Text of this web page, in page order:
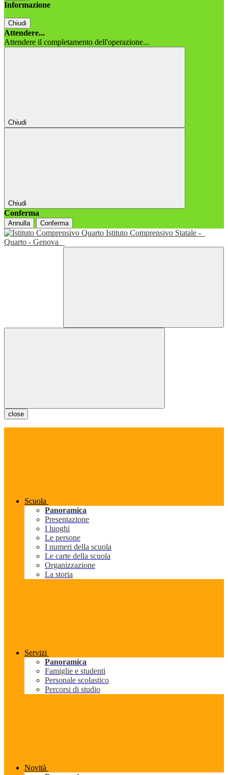
Informazione
Chiudi
Attendere...
Attendere il completamento dell'operazione...
Chiudi
Chiudi
Conferma
Annulla Conferma
Istituto Comprensivo Statale -
Quarto - Genova
close
Scuola
Panoramica
Presentazione
I luoghi
Le persone
I numeri della scuola
Le carte della scuola
Organizzazione
La storia
Servizi
Panoramica
Famiglie e studenti
Personale scolastico
Percorsi di studio
Novità